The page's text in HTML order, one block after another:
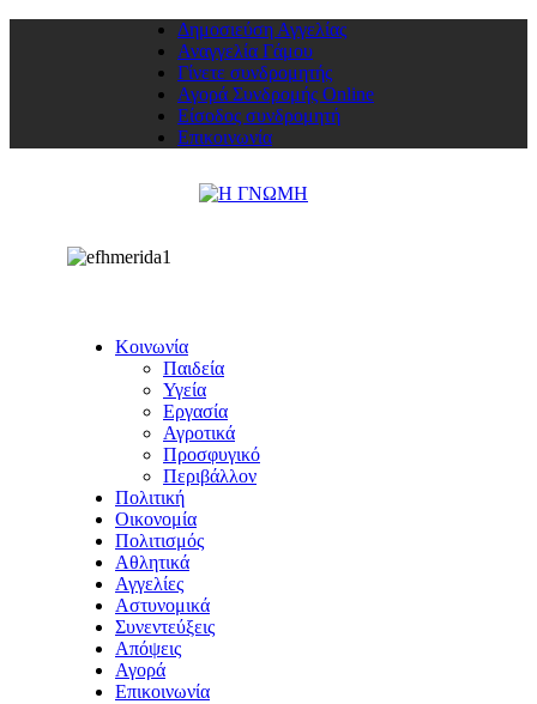
Δημοσιεύση Αγγελίας
Αναγγελία Γάμου
Γίνετε συνδρομητής
Αγορά Συνδρομής Online
Είσοδος συνδρομητή
Επικοινωνία
Κοινωνία
Παιδεία
Υγεία
Εργασία
Αγροτικά
Προσφυγικό
Περιβάλλον
Πολιτική
Οικονομία
Πολιτισμός
Αθλητικά
Αγγελίες
Αστυνομικά
Συνεντεύξεις
Απόψεις
Αγορά
Επικοινωνία